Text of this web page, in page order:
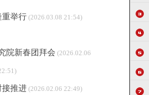
重举行 (2026.03.08 21:54)
院新春团拜会 (2026.02.06
接推进 (2026.02.06 22:49)